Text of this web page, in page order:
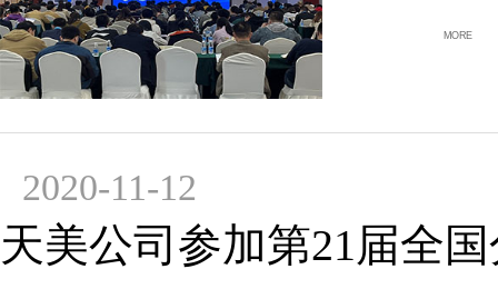
MORE
2020-11-12
天美公司参加第21届全